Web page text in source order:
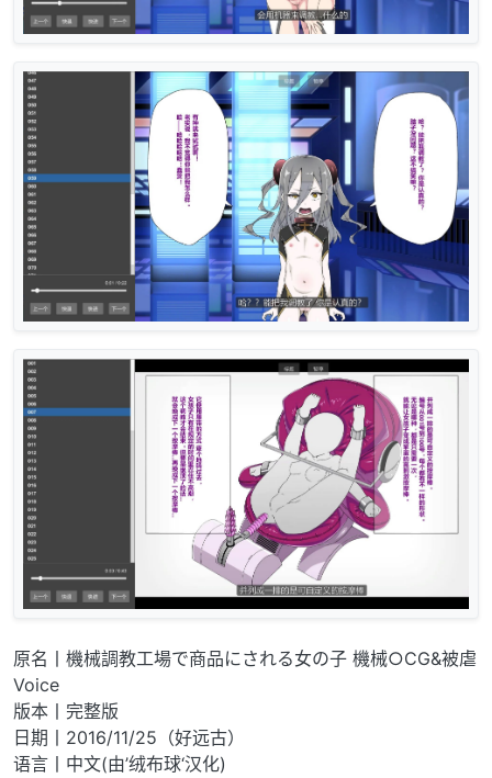
原名丨機械調教工場で商品にされる女の子 機械○CG&被虐
Voice
版本丨完整版
日期丨2016/11/25（好远古）
语言丨中文(由’绒布球‘汉化)